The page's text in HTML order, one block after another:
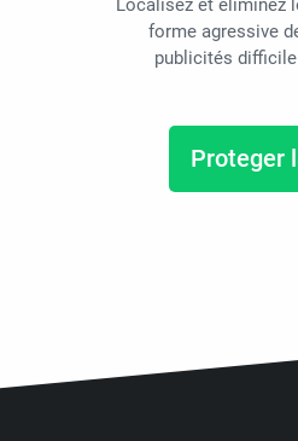
Localisez et éliminez
forme agressive
publicités
Proteger